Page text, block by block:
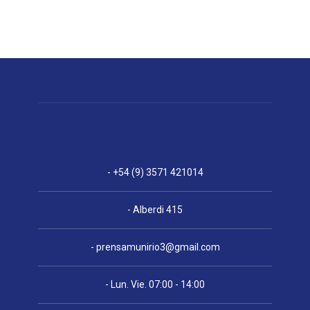
- +54 (9) 3571 421014
- Alberdi 415
- prensamunirio3@gmail.com
- Lun. Vie. 07:00 - 14:00